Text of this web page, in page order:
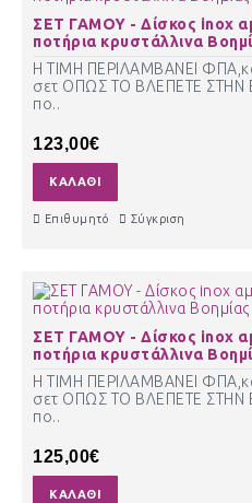
ΣΕΤ ΓΑΜΟΥ - Δίσκος inox
ποτήρια κρυστάλλινα
Η ΤΙΜΗ ΠΕΡΙΛΑΜΒΑΝΕΙ
σετ ΟΠΩΣ ΤΟ ΒΛΕΠΕΤΕ ΣΤΗΝ
πο..
123,00€
ΚΑΛΆΘΙ
Επιθυμητό Σύγκριση
ΣΕΤ ΓΑΜΟΥ - Δίσκος inox
ποτήρια κρυστάλλινα
Η ΤΙΜΗ ΠΕΡΙΛΑΜΒΑΝΕΙ
σετ ΟΠΩΣ ΤΟ ΒΛΕΠΕΤΕ ΣΤΗΝ
πο..
125,00€
ΚΑΛΆΘΙ